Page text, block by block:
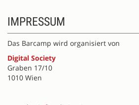
IMPRESSUM
Das Barcamp wird organisiert von
Digital Society
Graben 17/10
1010 Wien